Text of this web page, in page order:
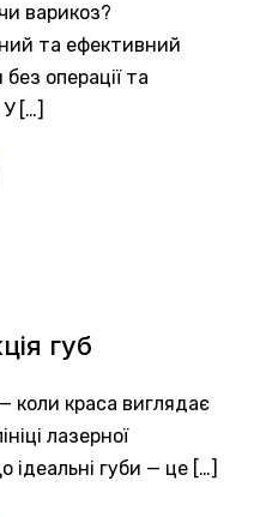
варикоз?
та ефективний
операції та
У […]
губ
— коли краса виглядає
лазерної
губи — це […]